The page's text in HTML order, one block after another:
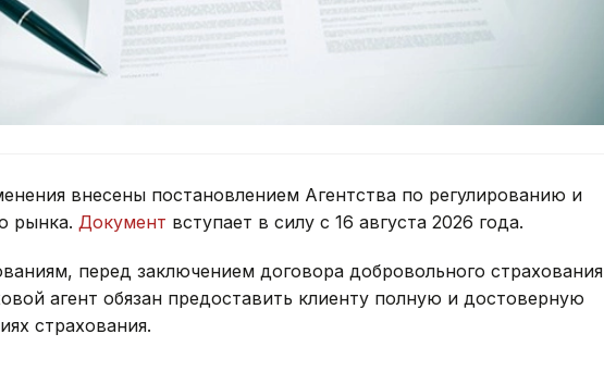
внесены постановлением Агентства по регулированию и
рынка. Документ вступает в силу с 16 августа 2026 года.
перед заключением договора добровольного страхования
агент обязан предоставить клиенту полную и достоверную
страхования.